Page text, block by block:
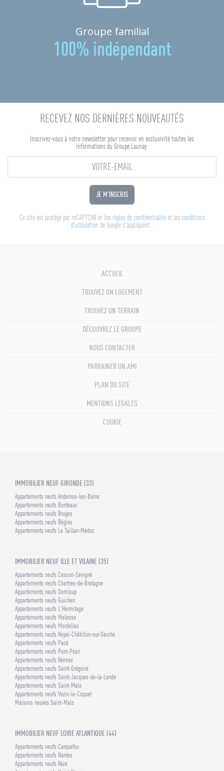
Groupe familial
100% indépendant
RECEVEZ NOS DERNIÈRES NOUVEAUTÉS
Inscrivez-vous à notre newsletter pour recevoir en exclusivité toutes les
informations du Groupe Launay.
JE M'INSCRIS
Ce site est protégé par reCAPTCHA et les règles de confidentialitéet les conditions
d'utilisation de Google s'appliquent..
ACCUEIL
TROUVEZ UN LOGEMENT
TROUVEZ UN TERRAIN
DÉCOUVREZ LE GROUPE
NOUS CONTACTER
PARRAINER UN AMI
PLAN DU SITE
MENTIONS LÉGALES
COOKIE
IMMOBILIER NEUF GIRONDE (33)
Appartements neufs Andernos-les-Bains
Appartements neufs Bordeaux
Appartements neufs Bruges
Appartements neufs Bègles
Appartements neufs Le Taillan-Médoc
IMMOBILIER NEUF ILLE ET VILAINE (35)
Appartements neufs Cesson-Sévigné
Appartements neufs Chartres-de-Bretagne
Appartements neufs Domloup
Appartements neufs Guichen
Appartements neufs L'Hermitage
Appartements neufs Melesse
Appartements neufs Mordelles
Appartements neufs Noyal-Châtillon-sur-Seiche
Appartements neufs Pacé
Appartements neufs Pont-Péan
Appartements neufs Rennes
Appartements neufs Saint-Grégoire
Appartements neufs Saint-Jacques-de-la-Lande
Appartements neufs Saint-Malo
Appartements neufs Vezin-le-Coquet
Maisons neuves Saint-Malo
IMMOBILIER NEUF LOIRE ATLANTIQUE (44)
Appartements neufs Carquefou
Appartements neufs Nantes
Appartements neufs Rezé